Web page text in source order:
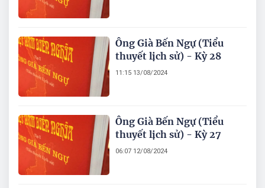
Ông Già Bến Ngự (Tiểu
thuyết lịch sử) - Kỳ 28
11:15 13/08/2024
Ông Già Bến Ngự (Tiểu
thuyết lịch sử) - Kỳ 27
06:07 12/08/2024